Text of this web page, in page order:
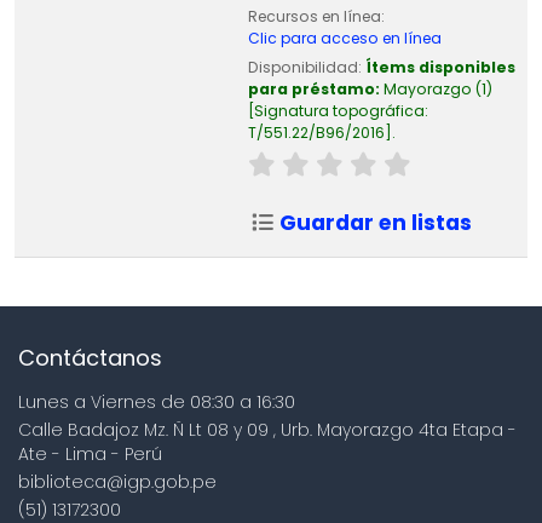
Recursos en línea:
Clic para acceso en línea
Disponibilidad: Ítems disponibles
para préstamo: Mayorazgo (1)
Signatura topográfica:
T/551.22/B96/2016 .
Guardar en listas
Contáctanos
Lunes a Viernes de 08:30 a 16:30
Calle Badajoz Mz. Ñ Lt 08 y 09 , Urb. Mayorazgo 4ta Etapa -
Ate - Lima - Perú
biblioteca@igp.gob.pe
(51) 13172300